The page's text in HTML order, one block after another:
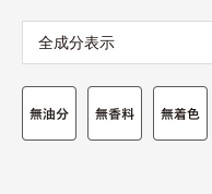
全成分表示